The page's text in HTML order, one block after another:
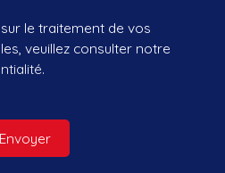
le traitement de vos
veuillez consulter notre
.
Envoyer